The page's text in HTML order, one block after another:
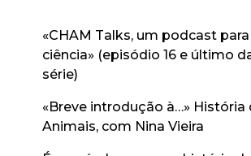
«CHAM Talks, um podcast
ciência» (episódio 16 e último
série)
«Breve introdução à…» História
Animais, com Nina Vieira